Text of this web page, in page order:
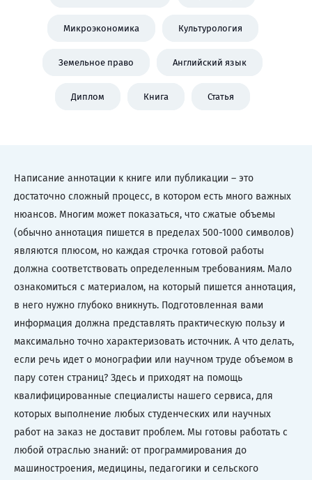
Микроэкономика Культурология
Земельное право Английский язык
Диплом Книга Статья
Написание аннотации к книге или публикации – это
достаточно сложный процесс, в котором есть много важных
нюансов. Многим может показаться, что сжатые объемы
(обычно аннотация пишется в пределах 500-1000 символов)
являются плюсом, но каждая строчка готовой работы
должна соответствовать определенным требованиям. Мало
ознакомиться с материалом, на который пишется аннотация,
в него нужно глубоко вникнуть. Подготовленная вами
информация должна представлять практическую пользу и
максимально точно характеризовать источник. А что делать,
если речь идет о монографии или научном труде объемом в
пару сотен страниц? Здесь и приходят на помощь
квалифицированные специалисты нашего сервиса, для
которых выполнение любых студенческих или научных
работ на заказ не доставит проблем. Мы готовы работать с
любой отраслью знаний: от программирования до
машиностроения, медицины, педагогики и сельского